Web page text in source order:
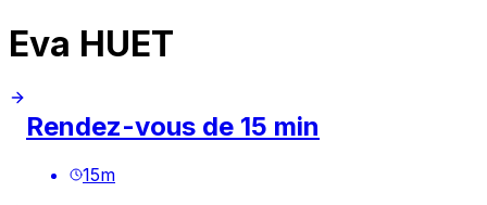
Eva HUET
Rendez-vous de 15 min
15m